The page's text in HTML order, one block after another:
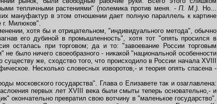
тепличными растениями" (полемика против меня. -П. М.).
Но...
мануфактур в этом отношении дает полную параллель к картине
г. Милюков".
хотя бы и отрицательном, "индивидуального метода", обычно
его дубиной в промышленность", хотя тот "опять просился в
осталась при торговом; да и то: "завоевание России торговым
было ничего своеобразного - никакой "национальной особенности
же, сходство того, что происходило в России начала XVIII
Несколько словесных изворотов,- и теория опять спасена -
московского государства". Глава о Елизавете так и озаглавлена:
первых лет XVIII века были смыты теперь основательно,- и
превратил свою вотчину в "маленькое государство".